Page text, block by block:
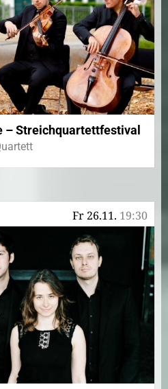
– Streichquartettfestival
Fr 26.11. 19:30